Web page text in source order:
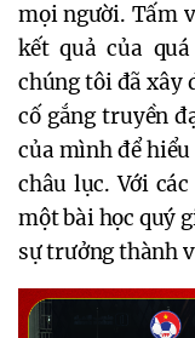
mọi người. Tấm
kết quả của
chúng tôi đã xây
cố gắng truyền
của mình để
châu lục. Với
một bài học quý
sự trưởng thành